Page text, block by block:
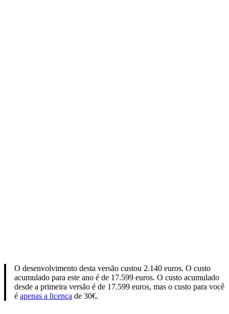
O desenvolvimento desta versão custou 2.140 euros. O custo
acumulado para este ano é de 17.599 euros. O custo acumulado
desde a primeira versão é de 17.599 euros, mas o custo para você
é apenas a licença de 30€.